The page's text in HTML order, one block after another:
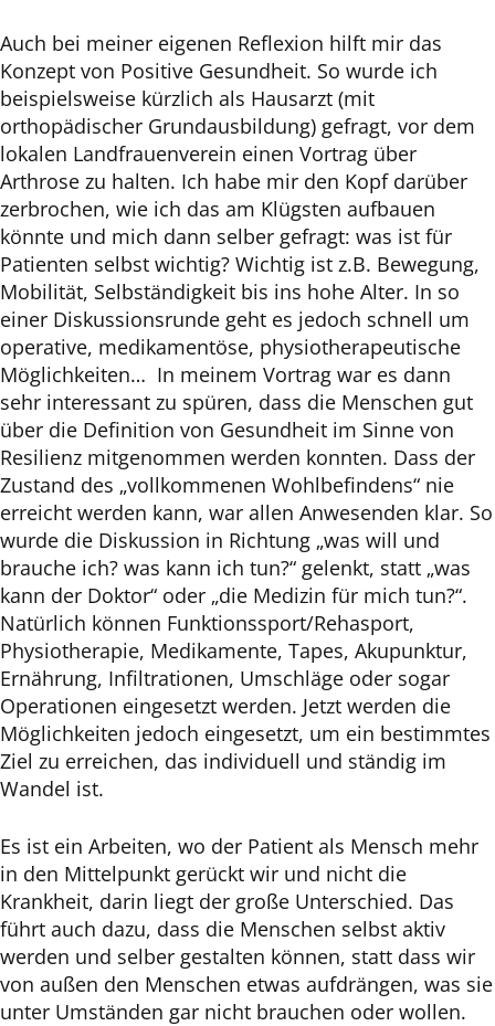
Auch bei meiner eigenen Reflexion hilft mir das
Konzept von Positive Gesundheit. So wurde ich
beispielsweise kürzlich als Hausarzt (mit
orthopädischer Grundausbildung) gefragt, vor dem
lokalen Landfrauenverein einen Vortrag über
Arthrose zu halten. Ich habe mir den Kopf darüber
zerbrochen, wie ich das am Klügsten aufbauen
könnte und mich dann selber gefragt: was ist für
Patienten selbst wichtig? Wichtig ist z.B. Bewegung,
Mobilität, Selbständigkeit bis ins hohe Alter. In so
einer Diskussionsrunde geht es jedoch schnell um
operative, medikamentöse, physiotherapeutische
Möglichkeiten… In meinem Vortrag war es dann
sehr interessant zu spüren, dass die Menschen gut
über die Definition von Gesundheit im Sinne von
Resilienz mitgenommen werden konnten. Dass der
Zustand des „vollkommenen Wohlbefindens“ nie
erreicht werden kann, war allen Anwesenden klar. So
wurde die Diskussion in Richtung „was will und
brauche ich? was kann ich tun?“ gelenkt, statt „was
kann der Doktor“ oder „die Medizin für mich tun?“.
Natürlich können Funktionssport/Rehasport,
Physiotherapie, Medikamente, Tapes, Akupunktur,
Ernährung, Infiltrationen, Umschläge oder sogar
Operationen eingesetzt werden. Jetzt werden die
Möglichkeiten jedoch eingesetzt, um ein bestimmtes
Ziel zu erreichen, das individuell und ständig im
Wandel ist.
Es ist ein Arbeiten, wo der Patient als Mensch mehr
in den Mittelpunkt gerückt wir und nicht die
Krankheit, darin liegt der große Unterschied. Das
führt auch dazu, dass die Menschen selbst aktiv
werden und selber gestalten können, statt dass wir
von außen den Menschen etwas aufdrängen, was sie
unter Umständen gar nicht brauchen oder wollen.